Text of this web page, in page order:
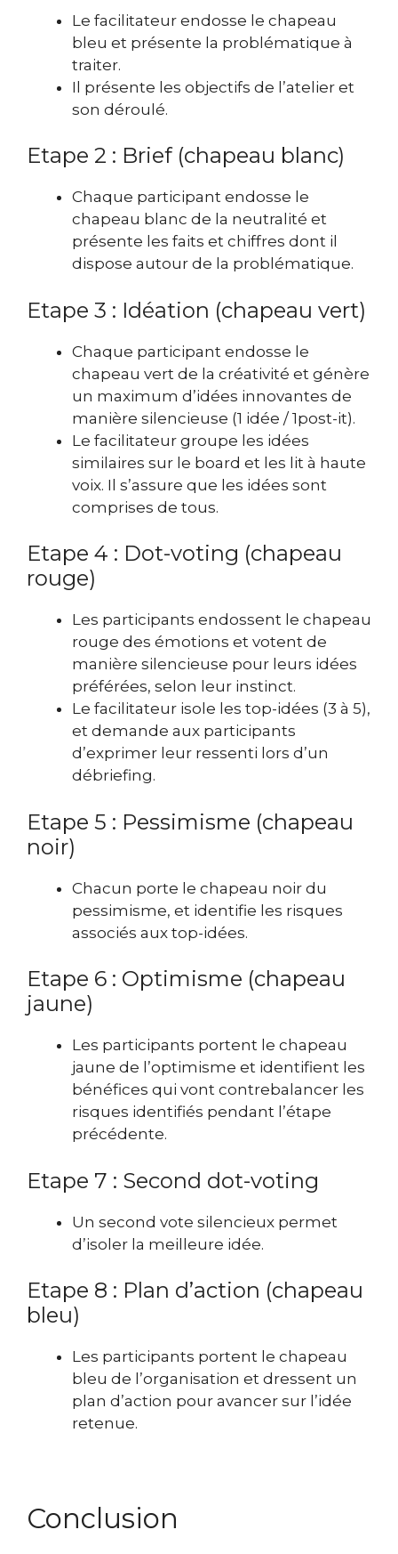
Le facilitateur endosse le chapeau
bleu et présente la problématique à
traiter.
Il présente les objectifs de l’atelier et
son déroulé.
Etape 2 : Brief (chapeau blanc)
Chaque participant endosse le
chapeau blanc de la neutralité et
présente les faits et chiffres dont il
dispose autour de la problématique.
Etape 3 : Idéation (chapeau vert)
Chaque participant endosse le
chapeau vert de la créativité et génère
un maximum d’idées innovantes de
manière silencieuse (1 idée / 1post-it).
Le facilitateur groupe les idées
similaires sur le board et les lit à haute
voix. Il s’assure que les idées sont
comprises de tous.
Etape 4 : Dot-voting (chapeau
rouge)
Les participants endossent le chapeau
rouge des émotions et votent de
manière silencieuse pour leurs idées
préférées, selon leur instinct.
Le facilitateur isole les top-idées (3 à 5),
et demande aux participants
d’exprimer leur ressenti lors d’un
débriefing.
Etape 5 : Pessimisme (chapeau
noir)
Chacun porte le chapeau noir du
pessimisme, et identifie les risques
associés aux top-idées.
Etape 6 : Optimisme (chapeau
jaune)
Les participants portent le chapeau
jaune de l’optimisme et identifient les
bénéfices qui vont contrebalancer les
risques identifiés pendant l’étape
précédente.
Etape 7 : Second dot-voting
Un second vote silencieux permet
d’isoler la meilleure idée.
Etape 8 : Plan d’action (chapeau
bleu)
Les participants portent le chapeau
bleu de l’organisation et dressent un
plan d’action pour avancer sur l’idée
retenue.
Conclusion